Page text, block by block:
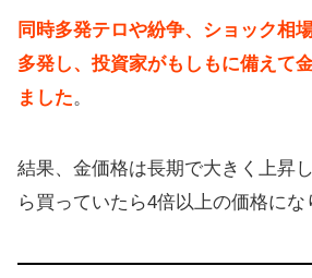
同時多発テロや紛争、ショック相
多発し、投資家がもしもに備えて
ました。
結果、金価格は長期で大きく上昇
ら買っていたら4倍以上の価格にな